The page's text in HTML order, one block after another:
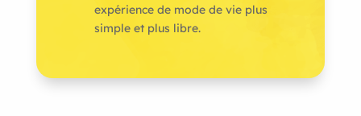
expérience de mode de vie plus
simple et plus libre.